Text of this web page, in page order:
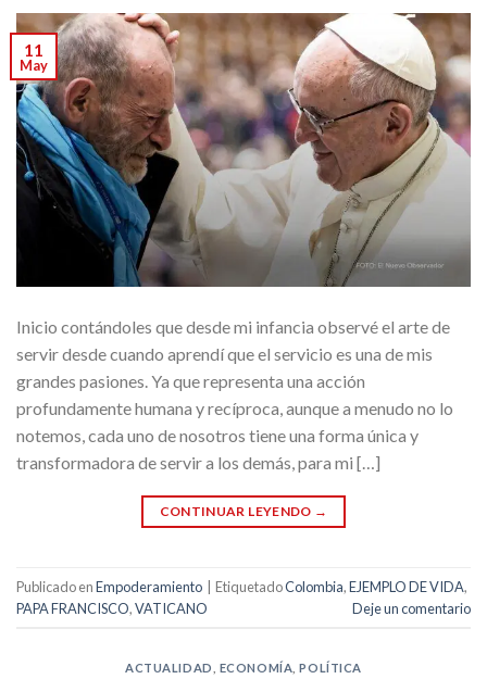
11
May
Inicio contándoles que desde mi infancia observé el arte de
servir desde cuando aprendí que el servicio es una de mis
grandes pasiones. Ya que representa una acción
profundamente humana y recíproca, aunque a menudo no lo
notemos, cada uno de nosotros tiene una forma única y
transformadora de servir a los demás, para mi […]
CONTINUAR LEYENDO →
Publicado enEmpoderamiento EtiquetadoColombia,EJEMPLO DE VIDA,
PAPA FRANCISCO,VATICANO Deje un comentario
ACTUALIDAD ECONOMÍA ,POLÍTICA